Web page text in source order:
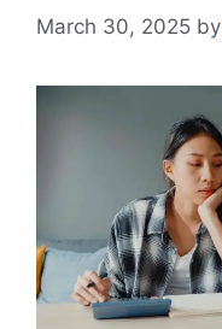
March 30, 2025 by